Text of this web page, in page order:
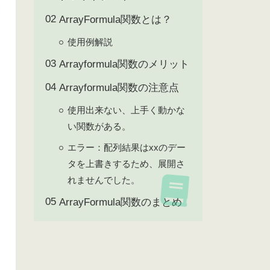
ArrayFormula関数とは？
使用例解説
Arrayformula関数のメリット
Arrayformula関数の注意点
使用出来ない、上手く動かな
い関数がある。
エラー：配列結果はxxのデー
タを上書きするため、展開さ
れませんでした。
ArrayFormula関数のまとめ